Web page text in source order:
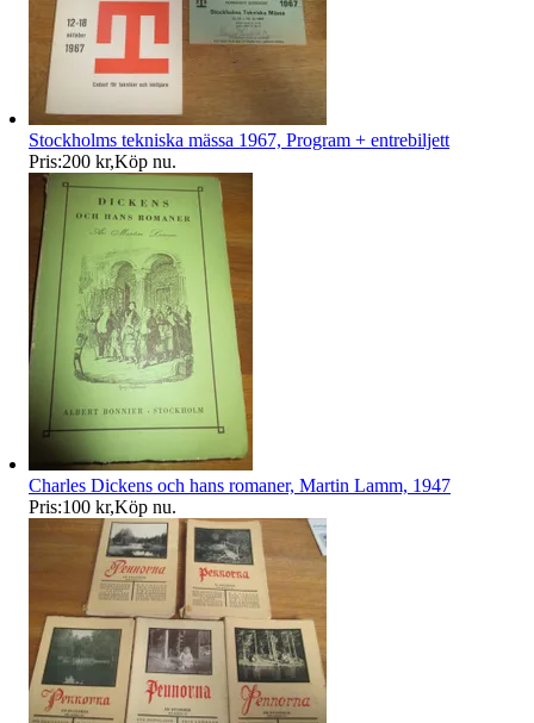
Stockholms tekniska mässa 1967, Program + entrebiljett
Pris:200 kr,Köp nu.
Charles Dickens och hans romaner, Martin Lamm, 1947
Pris:100 kr,Köp nu.